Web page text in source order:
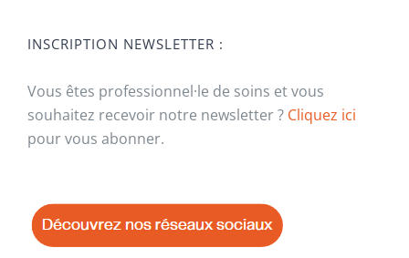
INSCRIPTION NEWSLETTER :
Vous êtes professionnel·le de soins et vous
souhaitez recevoir notre newsletter ? Cliquez ici
pour vous abonner.